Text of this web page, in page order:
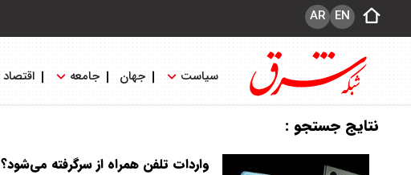
EN
AR
سیاست جهان جامعه اقتصاد
نتایج جستجو :
واردات تلفن همراه از سرگرفته می‌شود؟